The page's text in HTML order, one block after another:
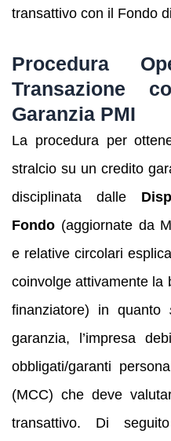
transattivo con il Fondo
Procedura
Transazione
Garanzia PMI
La procedura per
stralcio su un credito
disciplinata dalle
Fondo (aggiornate da
e relative circolari
coinvolge attivamente la
finanziatore) in quanto
garanzia, l’impresa
obbligati/garanti
(MCC) che deve
transattivo. Di